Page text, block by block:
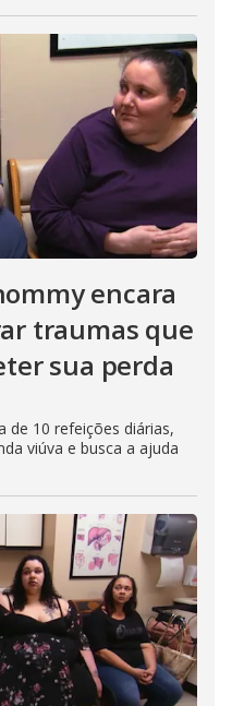
encara
traumas que
sua perda
de 10 refeições diárias,
viúva e busca a ajuda